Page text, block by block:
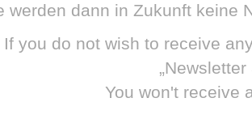
werden dann in Zukunft keine
If you do not wish to receive
You won't receive